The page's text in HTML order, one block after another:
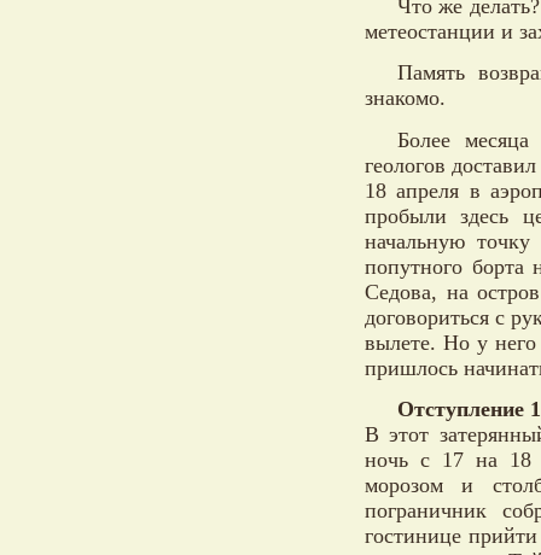
Что же
метеостанции и
Память
знакомо.
Более
геологов
18 апреля в
пробыли здесь
начальную
попутного борта
Седова, на
договориться с
вылете. Но у него
пришлось
Отступление
В этот
ночь с 17 на 18
морозом и
пограничник
гостинице